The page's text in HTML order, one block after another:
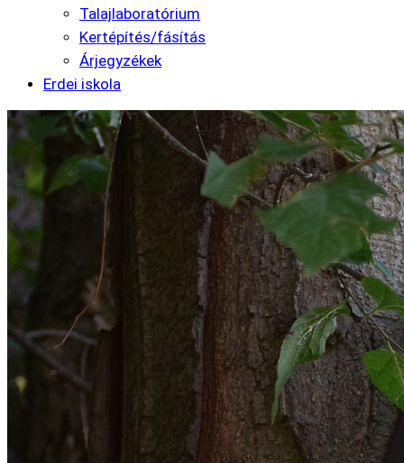
Talajlaboratórium
Kertépítés/fásítás
Árjegyzékek
Erdei iskola